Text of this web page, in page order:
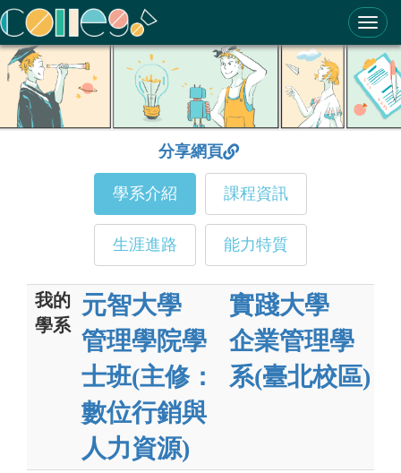
ColleGo! 大學選才與高中育才輔助系統
分享網頁
學系介紹 課程資訊
生涯進路 能力特質
我的
學系
元智大學
管理學院學
士班(主修：
數位行銷與
人力資源)
實踐大學
企業管理學
系(臺北校區)